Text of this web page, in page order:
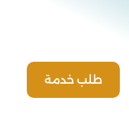
طلب خدمة